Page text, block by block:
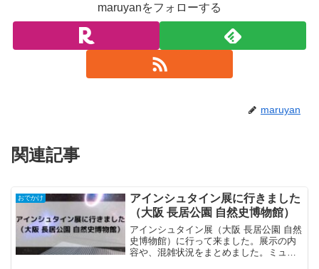
maruyanをフォローする
maruyan
関連記事
おでかけ
アインシュタイン展に行きました
（大阪 長居公園 自然史博物館）
アインシュタイン展（大阪 長居公園 自然
史博物館）に行って来ました。展示の内
容や、混雑状況をまとめました。ミュー